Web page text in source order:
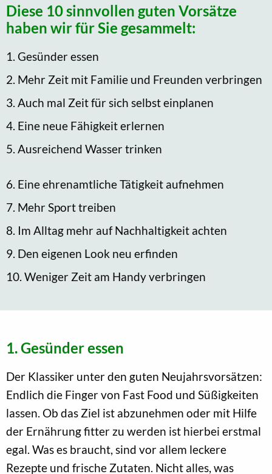
Diese 10 sinnvollen guten Vorsätze
haben wir für Sie gesammelt:
1. Gesünder essen
2. Mehr Zeit mit Familie und Freunden verbringen
3. Auch mal Zeit für sich selbst einplanen
4. Eine neue Fähigkeit erlernen
5. Ausreichend Wasser trinken
6. Eine ehrenamtliche Tätigkeit aufnehmen
7. Mehr Sport treiben
8. Im Alltag mehr auf Nachhaltigkeit achten
9. Den eigenen Look neu erfinden
10. Weniger Zeit am Handy verbringen
1. Gesünder essen
Der Klassiker unter den guten Neujahrsvorsätzen:
Endlich die Finger von Fast Food und Süßigkeiten
lassen. Ob das Ziel ist abzunehmen oder mit Hilfe
der Ernährung fitter zu werden ist hierbei erstmal
egal. Was es braucht, sind vor allem leckere
Rezepte und frische Zutaten. Nicht alles, was